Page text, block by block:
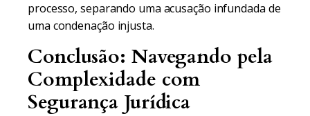
processo, separando uma acusação infundada de
uma condenação injusta.
Conclusão: Navegando pela
Complexidade com
Segurança Jurídica